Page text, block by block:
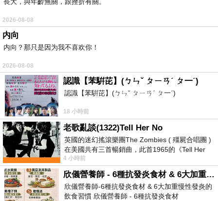
我的青春我的回憶，濃縮成為2分鐘，好感動
潘威倫引退形象影片
0:16謝長亨、 0:29林岳平、
泓育、0:40高國慶、0:42潘武雄、0:47高志綱、
0:54何信標、1:11彭政閔、1:17林智勝、1:24胡
金龍、1:25陳鏞基、1:27陳金鋒、1:32王建民
參考來源：
周思齊的引退賽，帶來核爆的反響
2026-08-08
内向
内向？那只是因为我不喜欢你！
2026-08-08
認識【苯騈芘】(ㄅㄣˇ ㄆㄧㄢˊ ㄆ一ˊ)
認識【苯騈芘】(ㄅㄣˇ ㄆㄧㄢˊ ㄆ一ˊ)
18 小時前
老歌亂談(1322)Tell Her No
英國的迷幻搖滾樂團The Zombies ( 殭屍合唱團 )
在美國共有三首暢銷曲，此首1965的《Tell Her
No》即為其中之一，在告示牌百大單曲
4 小時前
欣儀營養師 - 6種抗發炎食材 & 6大加重慢性發炎的飲食習慣
欣儀營養師-6種抗發炎食材 & 6大加重慢性發炎的
飲食習慣 欣儀營養師 - 6種抗發炎食材